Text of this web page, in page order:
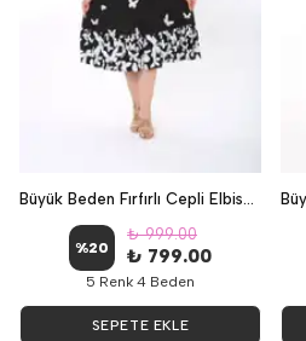
Büyük Beden Fırfırlı Cepli Elbise - Kelebek
%20
₺ 999.00
₺ 799.00
5 Renk 4 Beden
SEPETE EKLE